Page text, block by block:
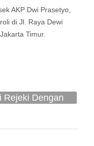
AKP Dwi Prasetyo,
di Jl. Raya Dewi
Timur.
Rejeki Dengan